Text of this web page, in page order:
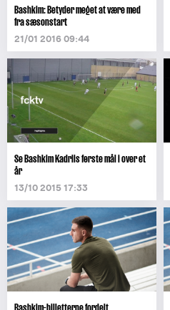
Bashkim: Betyder meget at være med
fra sæsonstart
21/01 2016 09:44
Se Bashkim Kadriis første mål i over et
år
13/10 2015 17:33
Bashkim-billetterne fordelt